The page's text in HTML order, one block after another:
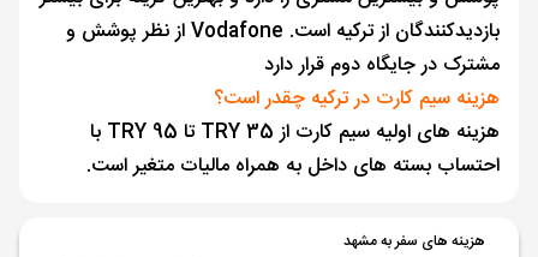
بازدیدکنندگان از ترکیه است. Vodafone از نظر پوشش و
مشترک در جایگاه دوم قرار دارد
هزینه سیم کارت در ترکیه چقدر است؟
هزینه های اولیه سیم کارت از 35 TRY تا 95 TRY با
احتساب بسته های داخل به همراه مالیات متغیر است.
هزینه های سفر به مشهد